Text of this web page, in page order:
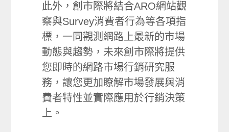
此外，創市際將結合ARO網站觀
察與Survey消費者行為等各項指
標，一同觀測網路上最新的市場
動態與趨勢，未來創市際將提供
您即時的網路市場行銷研究服
務，讓您更加瞭解市場發展與消
費者特性並實際應用於行銷決策
上。